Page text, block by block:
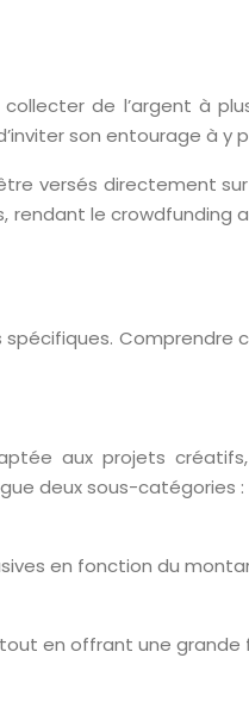
de l’argent à
son entourage à y
versés directement
le crowdfunding
aux projets
deux sous-catégories :
en fonction du
en offrant une grande